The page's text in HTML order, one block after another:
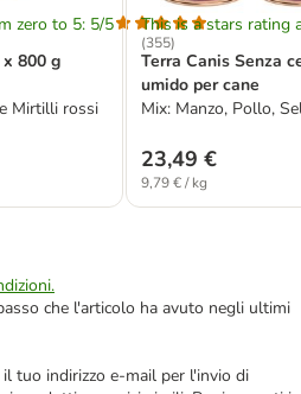
zero to 5: 5/5
800 g
Mirtilli rossi
This is a stars rating
(355)
Terra Canis Senza
umido per cane
Mix: Manzo, Pollo,
23,49 €
9,79 € / kg
che l'articolo ha avuto negli ultimi
tuo indirizzo e-mail per l'invio di